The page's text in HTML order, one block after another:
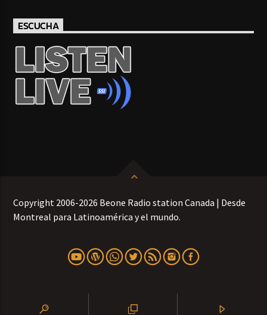
ESCUCHA
Copyright 2006-2026 Beone Radio station Canada | Desde
Montreal para Latinoamérica y el mundo.